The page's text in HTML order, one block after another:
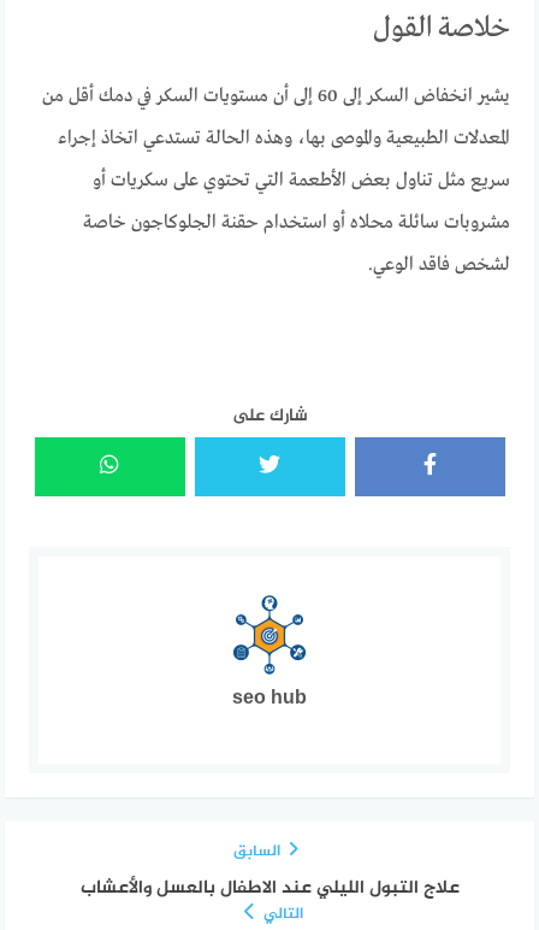
خلاصة القول
يشير انخفاض السكر إلى 60 إلى أن مستويات السكر في دمك أقل من
المعدلات الطبيعية والموصى بها، وهذه الحالة تستدعي اتخاذ إجراء
سريع مثل تناول بعض الأطعمة التي تحتوي على سكريات أو
مشروبات سائلة محلاه أو استخدام حقنة الجلوكاجون خاصة
لشخص فاقد الوعي.
شارك على
seo hub
السابق
علاج التبول الليلي عند الاطفال بالعسل والأعشاب
التالي